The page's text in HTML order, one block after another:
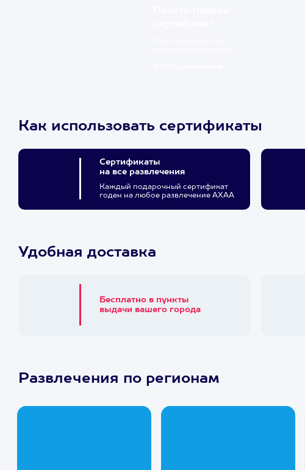
Как использовать сертификаты
Сертификаты
на все развлечения
Каждый подарочный сертификат
годен на любое развлечение АХАА
Удобная доставка
Бесплатно в пункты
выдачи вашего города
Развлечения по регионам